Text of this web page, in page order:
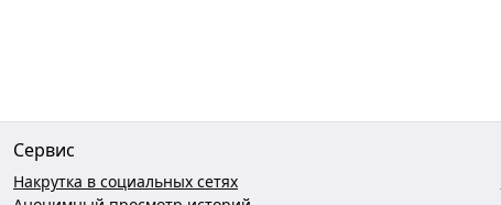
Сервис
Накрутка в социальных сетях